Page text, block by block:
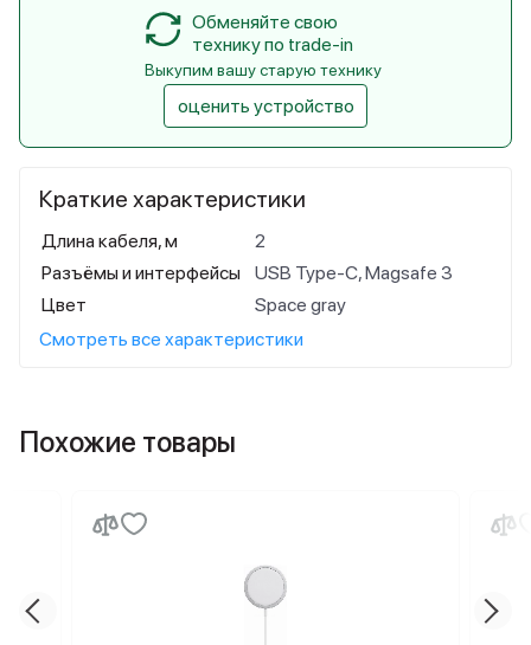
Краткие характеристики
Длина кабеля, м
2
Разъёмы и интерфейсы
USB Type-C, Magsafe 3
Цвет
Space gray
Смотреть все характеристики
Обменяйте свою
технику по trade-in
Выкупим вашу старую технику
оценить устройство
Похожие товары